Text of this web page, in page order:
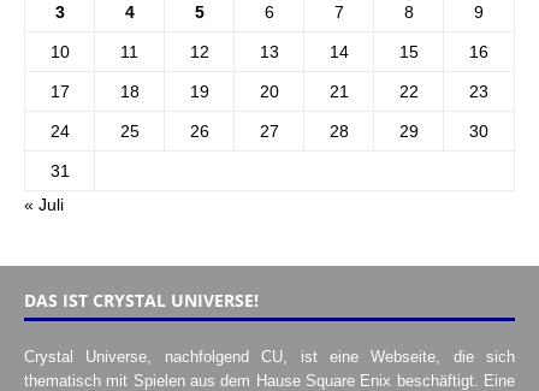
3 4 5 6 7 8 9
10 11 12 13 14 15 16
17 18 19 20 21 22 23
24 25 26 27 28 29 30
31
« Juli
DAS IST CRYSTAL UNIVERSE!
Crystal Universe, nachfolgend CU, ist eine Webseite, die sich
thematisch mit Spielen aus dem Hause Square Enix beschäftigt. Eine